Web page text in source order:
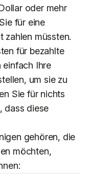
oder mehr
für eine
zahlen müssten.
für bezahlte
einfach Ihre
um sie zu
Sie für nichts
dass diese
gehören, die
möchten,